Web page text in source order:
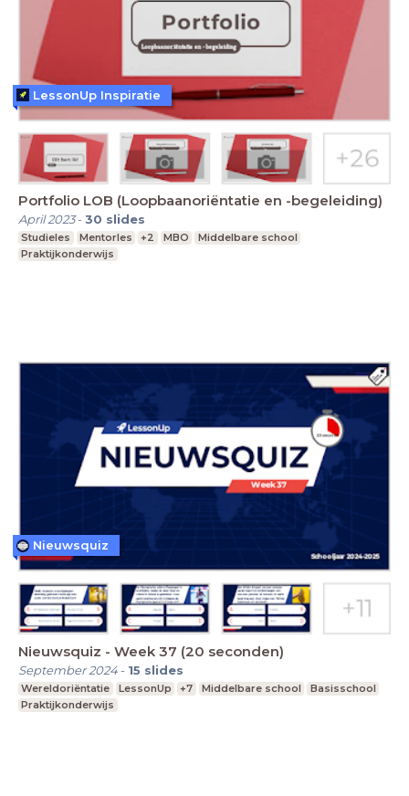
Portfolio LOB (Loopbaanoriëntatie en -begeleiding)
April 2023-30 slides
Studieles Mentorles +2 MBO
Middelbare school
Praktijkonderwijs
LessonUp Inspiratie
Nieuwsquiz - Week 37 (20 seconden)
September 2024- 15 slides
Wereldoriëntatie LessonUp +7 Middelbare school
Basisschool
Praktijkonderwijs
Nieuwsquiz